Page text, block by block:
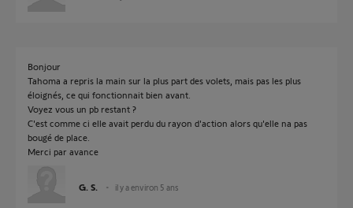
Bonjour
Tahoma a repris la main sur la plus part des volets, mais pas les plus
éloignés, ce qui fonctionnait bien avant.
Voyez vous un pb restant ?
C'est comme ci elle avait perdu du rayon d'action alors qu'elle na pas
bougé de place.
Merci par avance
G. S. il y a environ 5 ans